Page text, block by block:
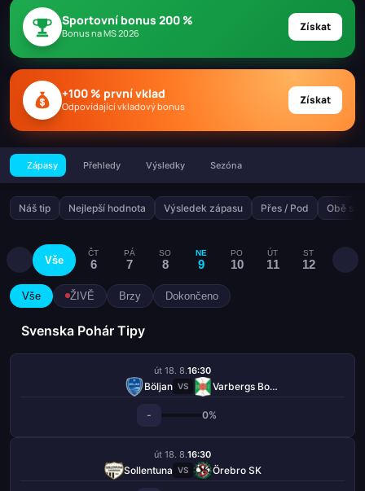
Sportovní bonus 200 %
Bonus na MS 2026 Získat
+100 % první vklad
Odpovídající vkladový bonus Získat
Zápasy Přehledy Výsledky Sezóna
Náš tip Nejlepší hodnota Výsledek zápasu Přes / Pod Obě
Vše
ČT
6
PÁ
7
SO
8
NE
9
PO
10
ÚT
11
ST
12
Vše ŽIVĚ Brzy Dokončeno
Svenska Pohár Tipy
út 18. 8.16:30
Böljan VS Varbergs BoIS FC
- 0%
út 18. 8.16:30
Sollentuna VS Örebro SK